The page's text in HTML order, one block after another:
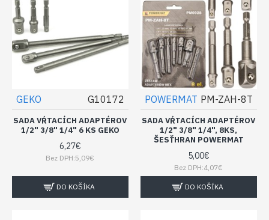
GEKO G10172
SADA VŔTACÍCH ADAPTÉROV
1/2" 3/8" 1/4" 6 KS GEKO
6,27€
Bez DPH:5,09€
DO KOŠÍKA
POWERMAT PM-ZAH-8T
SADA VŔTACÍCH ADAPTÉROV
1/2" 3/8" 1/4", 8KS,
ŠESŤHRAN POWERMAT
5,00€
Bez DPH:4,07€
DO KOŠÍKA